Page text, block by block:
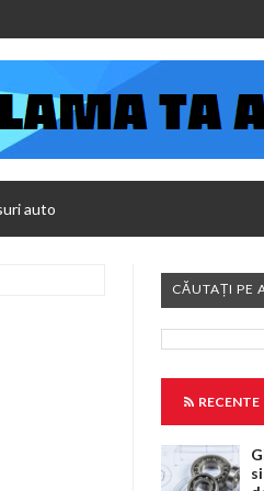
auto
CĂUTAȚI PE
RECENTE